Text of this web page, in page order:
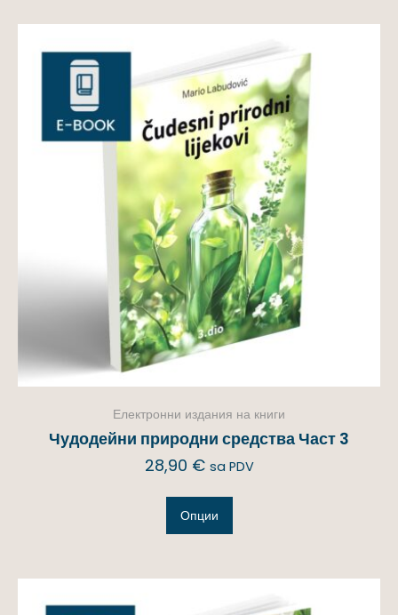
Електронни издания на книги
Чудодейни природни средства Част 3
28,90 € sa PDV
Опции